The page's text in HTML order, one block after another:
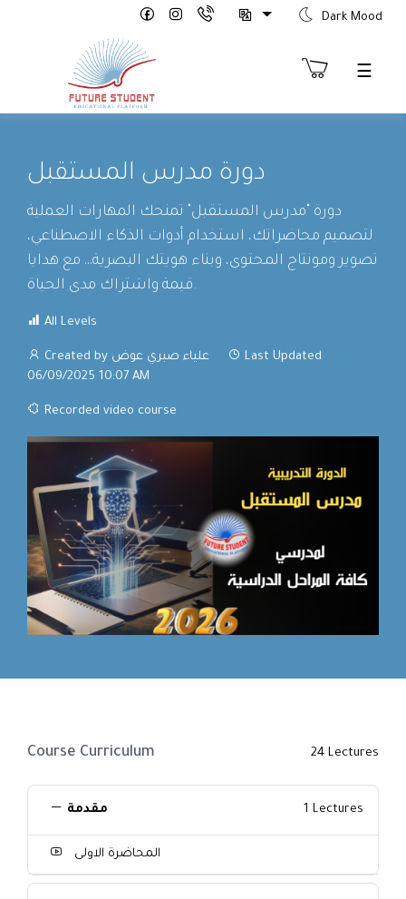
Dark Mood
☰
دورة مدرس المستقبل
دورة "مدرس المستقبل" تمنحك المهارات العملية
لتصميم محاضراتك، استخدام أدوات الذكاء الاصطناعي،
تصوير ومونتاج المحتوى، وبناء هويتك البصرية… مع هدايا
قيمة واشتراك مدى الحياة.
All Levels
Last Updated
06/09/2025 10:07 AM
Recorded video course
Course Curriculum 24 Lectures
مقدمة 1 Lectures
المحاضرة الاولى